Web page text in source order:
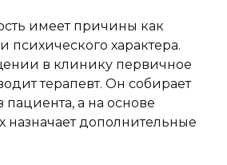
имеет причины как
психического характера.
в клинику первичное
терапевт. Он собирает
а на основе
назначает дополнительные